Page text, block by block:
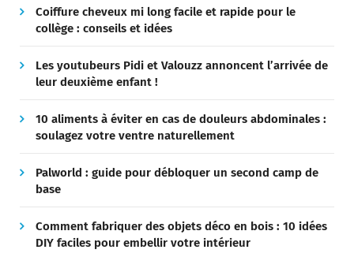
Coiffure cheveux mi long facile et rapide pour le
collège : conseils et idées
Les youtubeurs Pidi et Valouzz annoncent l’arrivée de
leur deuxième enfant !
10 aliments à éviter en cas de douleurs abdominales :
soulagez votre ventre naturellement
Palworld : guide pour débloquer un second camp de
base
Comment fabriquer des objets déco en bois : 10 idées
DIY faciles pour embellir votre intérieur